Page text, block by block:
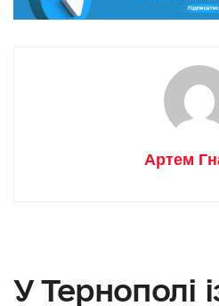
Артем
У Тернополі